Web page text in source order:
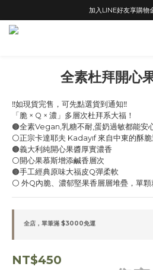
單筆滿 $3000
加入LINE好友享購物
全素杜拜開心
‼️如現貨完售，可先點選貨到通知‼️
「脆 × Q × 濃」多層次杜拜系大福！
🟤全素Vegan,乳糖不耐,蛋奶過敏都能安
⚪正宗卡達耶夫 Kadayıf 來自中東的酥脆
🟤義大利純開心果醬厚實濃香
⚪開心果慕斯增添鹹香層次
🟤手工經典原味大福皮Q彈柔軟
⚪ 外Q內脆、濃郁堅果香層層堆疊，單顆
全店，單筆滿 $3000免運
NT$450